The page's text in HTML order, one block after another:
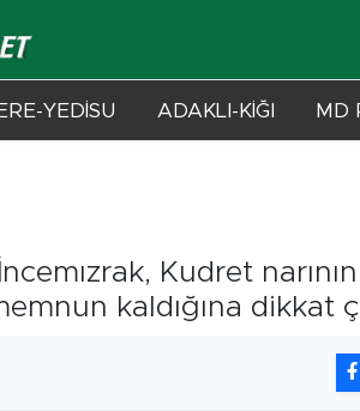
YEDİSU ADAKLI-KİĞI MD
Kudret
kaldığına dikkat